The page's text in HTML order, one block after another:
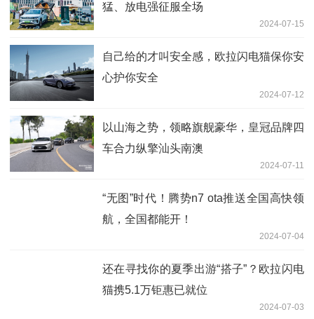
猛、放电强征服全场
2024-07-15
自己给的才叫安全感，欧拉闪电猫保你安
心护你安全
2024-07-12
以山海之势，领略旗舰豪华，皇冠品牌四
车合力纵擎汕头南澳
2024-07-11
“无图”时代！腾势n7 ota推送全国高快领
航，全国都能开！
2024-07-04
还在寻找你的夏季出游“搭子”？欧拉闪电
猫携5.1万钜惠已就位
2024-07-03